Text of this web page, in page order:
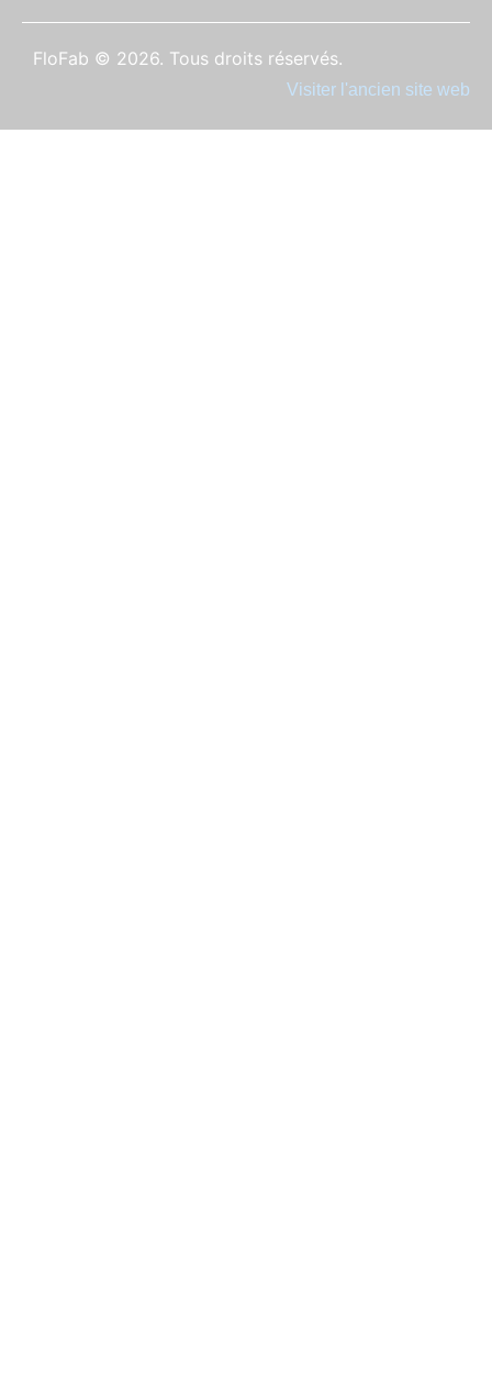
FloFab © 2026. Tous droits réservés.
Visiter l'ancien site web